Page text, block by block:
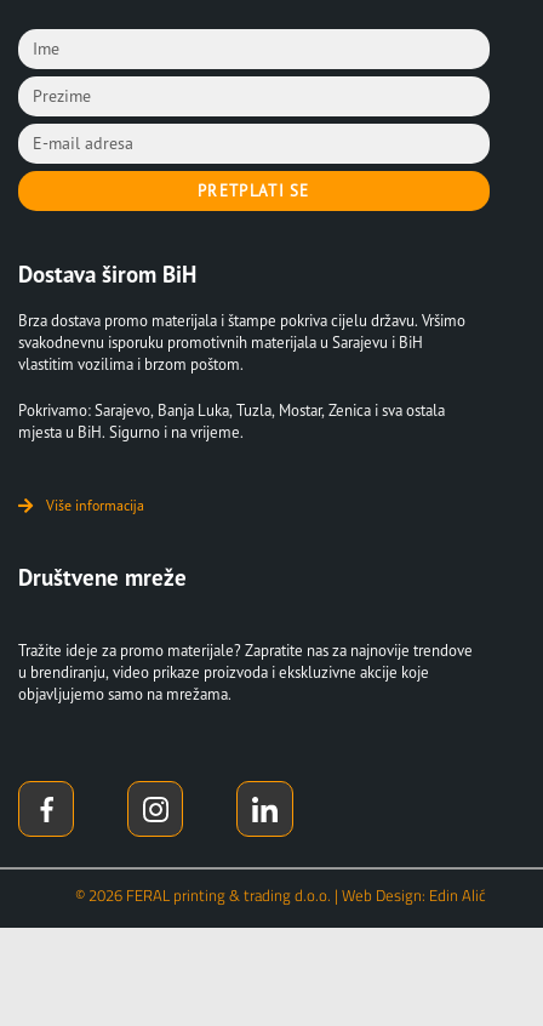
PRETPLATI SE
Dostava širom BiH
Brza dostava promo materijala i štampe pokriva cijelu državu. Vršimo
svakodnevnu isporuku promotivnih materijala u Sarajevu i BiH
vlastitim vozilima i brzom poštom.
Pokrivamo: Sarajevo, Banja Luka, Tuzla, Mostar, Zenica i sva ostala
mjesta u BiH. Sigurno i na vrijeme.
Više informacija
Društvene mreže
Tražite ideje za promo materijale? Zapratite nas za najnovije trendove
u brendiranju, video prikaze proizvoda i ekskluzivne akcije koje
objavljujemo samo na mrežama.
© 2026 FERAL printing & trading d.o.o. | Web Design: Edin Alić